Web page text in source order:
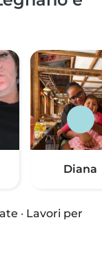
Diana
· Lavori per